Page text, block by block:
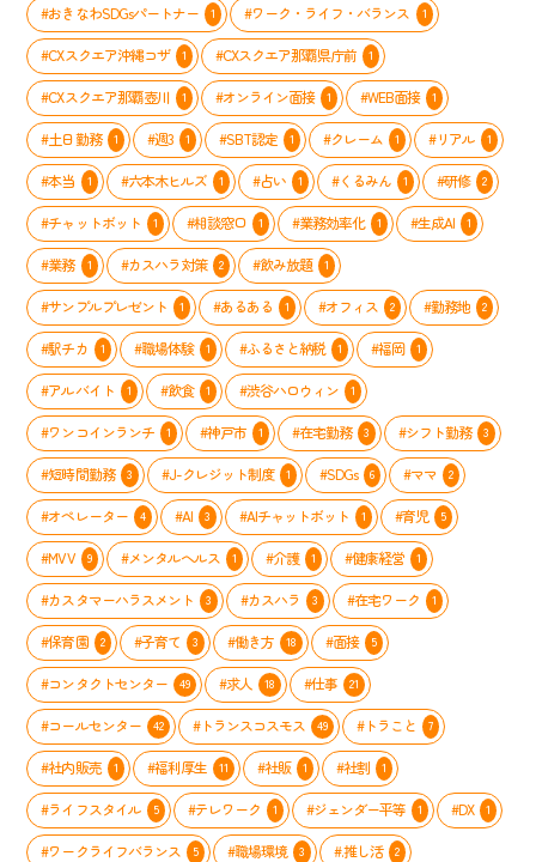
#おきなわSDGsパートナー 1 #ワーク・ライフ・バランス 1
#CXスクエア沖縄コザ 1 #CXスクエア那覇県庁前 1
#CXスクエア那覇壺川 1 #オンライン面接 1 #WEB面接 1
#土日勤務 1 #週3 1 #SBT認定 1 #クレーム 1 #リアル 1
#本当 1 #六本木ヒルズ 1 #占い 1 #くるみん 1 #研修 2
#チャットボット 1 #相談窓口 1 #業務効率化 1 #生成AI 1
#業務 1 #カスハラ対策 2 #飲み放題 1
#サンプルプレゼント 1 #あるある 1 #オフィス 2 #勤務地 2
#駅チカ 1 #職場体験 1 #ふるさと納税 1 #福岡 1
#アルバイト 1 #飲食 1 #渋谷ハロウィン 1
#ワンコインランチ 1 #神戸市 1 #在宅勤務 3 #シフト勤務 3
#短時間勤務 3 #J-クレジット制度 1 #SDGs 6 #ママ 2
#オペレーター 4 #AI 3 #AIチャットボット 1 #育児 5
#MVV 9 #メンタルヘルス 1 #介護 1 #健康経営 1
#カスタマーハラスメント 3 #カスハラ 3 #在宅ワーク 1
#保育園 2 #子育て 3 #働き方 18 #面接 5
#コンタクトセンター 49 #求人 18 #仕事 21
#コールセンター 42 #トランスコスモス 49 #トラこと 7
#社内販売 1 #福利厚生 11 #社販 1 #社割 1
#ライフスタイル 5 #テレワーク 1 #ジェンダー平等 1 #DX 1
#ワークライフバランス 5 #職場環境 3 #.推し活 2